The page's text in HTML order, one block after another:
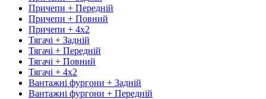
Причепи + Передній
Причепи + Повний
Причепи + 4х2
Тягачі + Задній
Тягачі + Передній
Тягачі + Повний
Тягачі + 4х2
Вантажні фургони + Задній
Вантажні фургони + Передній